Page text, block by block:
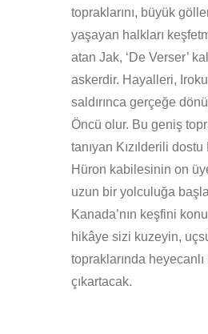
topraklarını, büyük
yaşayan halkları
atan Jak, ‘De Verser’
askerdir. Hayalleri,
saldırınca gerçeğe
Öncü olur. Bu geniş
tanıyan Kızılderili
Hüron kabilesinin on
uzun bir yolculuğa
Kanada’nın keşfini
hikâye sizi kuzeyin,
topraklarında
çıkartacak.